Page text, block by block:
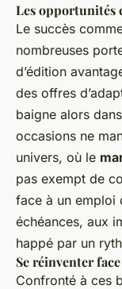
Les opportunités
Le succès
nombreuses
d’édition
des offres
baigne alors
occasions ne
univers, où le
pas exempt de
face à un emploi
échéances, aux
happé par un
Se réinventer
Confronté à ces